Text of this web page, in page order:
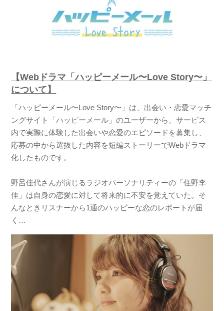
【Webドラマ「ハッピーメール〜Love Story〜」
について】
「ハッピーメール〜Love Story〜」は、出会い・恋愛マッチ
ングサイト「ハッピーメール」のユーザーから、サービス
内で実際に体験した出会いや恋愛のエピソードを募集し、
応募の中から選抜した内容を短編ストーリーでWebドラマ
化したものです。
野呂佳代さんが演じるラジオパーソナリティーの「住野李
佳」は自身の恋愛に対して将来的に不安を覚えていた。そ
んなときリスナーから1通のハッピーな恋のレポートが届
く…